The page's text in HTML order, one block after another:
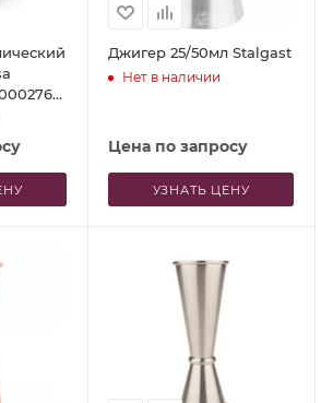
Джигер 25/50мл Stalgast
Нет в наличии
Цена по запросу
УЗНАТЬ ЦЕНУ